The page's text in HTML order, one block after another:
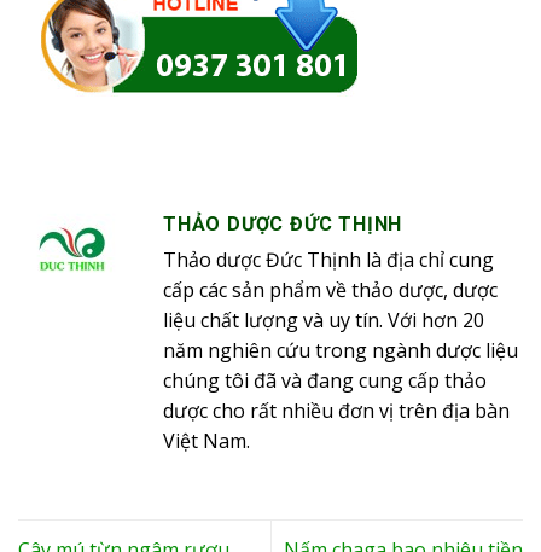
THẢO DƯỢC ĐỨC THỊNH
Thảo dược Đức Thịnh là địa chỉ cung
cấp các sản phẩm về thảo dược, dược
liệu chất lượng và uy tín. Với hơn 20
năm nghiên cứu trong ngành dược liệu
chúng tôi đã và đang cung cấp thảo
dược cho rất nhiều đơn vị trên địa bàn
Việt Nam.